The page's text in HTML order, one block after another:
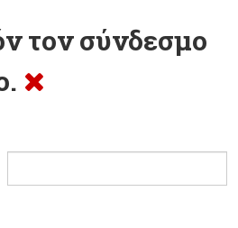
τον σύνδεσμο